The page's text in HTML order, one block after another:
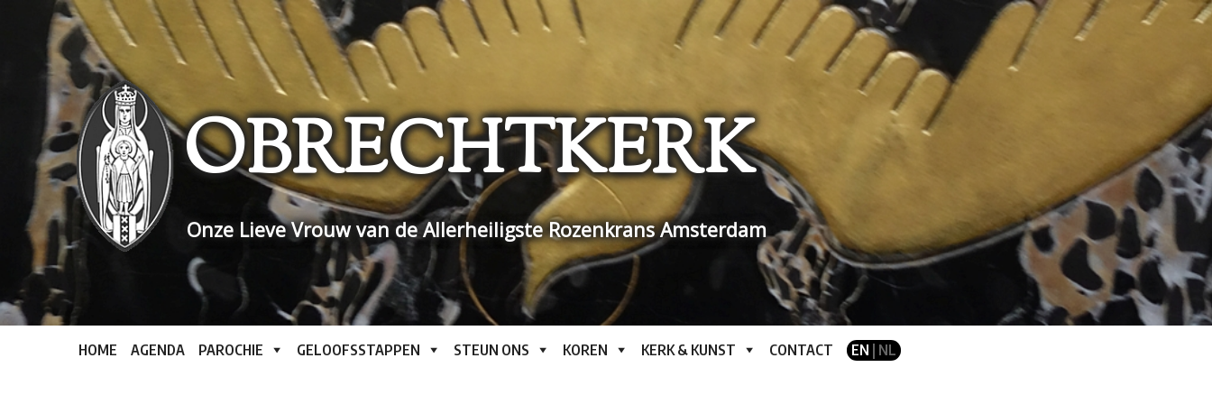
OBRECHTKERK
Onze Lieve Vrouw van de Allerheiligste Rozenkrans Amsterdam
HOME AGENDA PAROCHIE GELOOFSSTAPPEN STEUN ONS KOREN KERK & KUNST CONTACT EN | NL